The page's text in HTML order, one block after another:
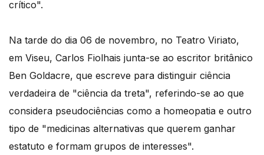
crítico".
Na tarde do dia 06 de novembro, no Teatro Viriato,
em Viseu, Carlos Fiolhais junta-se ao escritor britânico
Ben Goldacre, que escreve para distinguir ciência
verdadeira de "ciência da treta", referindo-se ao que
considera pseudociências como a homeopatia e outro
tipo de "medicinas alternativas que querem ganhar
estatuto e formam grupos de interesses".